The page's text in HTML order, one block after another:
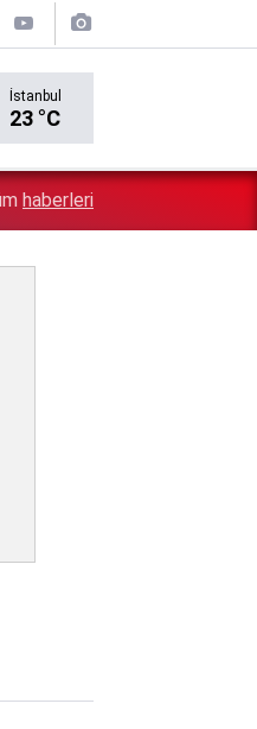
İstanbul
23 °C
50 ile kazandıkları il, CHP'de
haberleri